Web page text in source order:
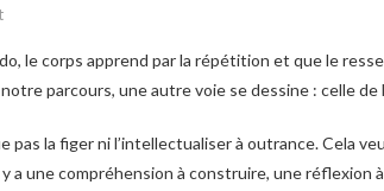
parcours, une autre voie se dessine : celle de
pas la figer ni l’intellectualiser à outrance. Cela
y a une compréhension à construire, une réflexion